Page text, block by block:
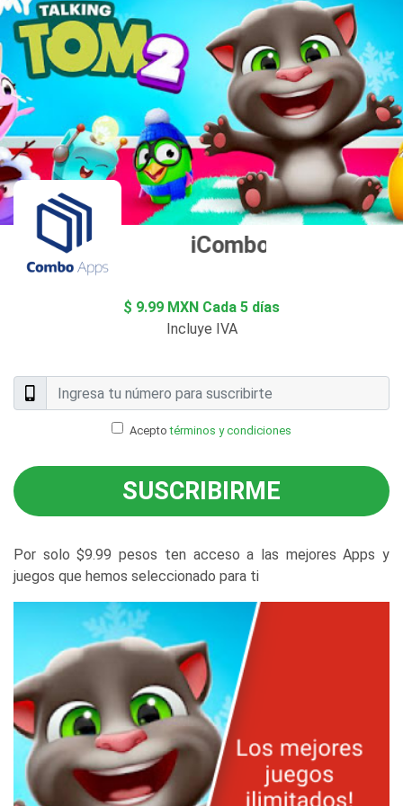
iCombo Apps
$ 9.99 MXN Cada 5 días
Incluye IVA
Aceptotérminos y condiciones
SUSCRIBIRME
Por solo $9.99 pesos ten acceso a las mejores Apps y
juegos que hemos seleccionado para ti